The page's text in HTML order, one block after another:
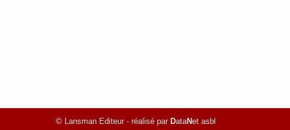
© Lansman Editeur - réalisé par DataNet asbl